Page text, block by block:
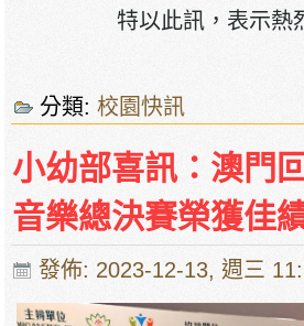
特以此訊，表示熱烈
分類:校園快訊
小幼部喜訊：澳門
音樂總決賽榮獲佳
發佈: 2023-12-13, 週三